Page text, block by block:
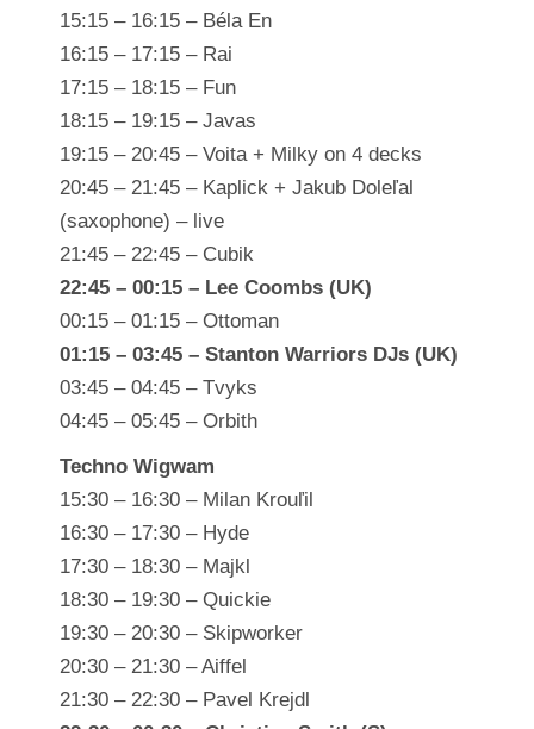
15:15 – 16:15 – Béla En
16:15 – 17:15 – Rai
17:15 – 18:15 – Fun
18:15 – 19:15 – Javas
19:15 – 20:45 – Voita + Milky on 4 decks
20:45 – 21:45 – Kaplick + Jakub Doleľal
(saxophone) – live
21:45 – 22:45 – Cubik
22:45 – 00:15 – Lee Coombs (UK)
00:15 – 01:15 – Ottoman
01:15 – 03:45 – Stanton Warriors DJs (UK)
03:45 – 04:45 – Tvyks
04:45 – 05:45 – Orbith
Techno Wigwam
15:30 – 16:30 – Milan Krouľil
16:30 – 17:30 – Hyde
17:30 – 18:30 – Majkl
18:30 – 19:30 – Quickie
19:30 – 20:30 – Skipworker
20:30 – 21:30 – Aiffel
21:30 – 22:30 – Pavel Krejdl